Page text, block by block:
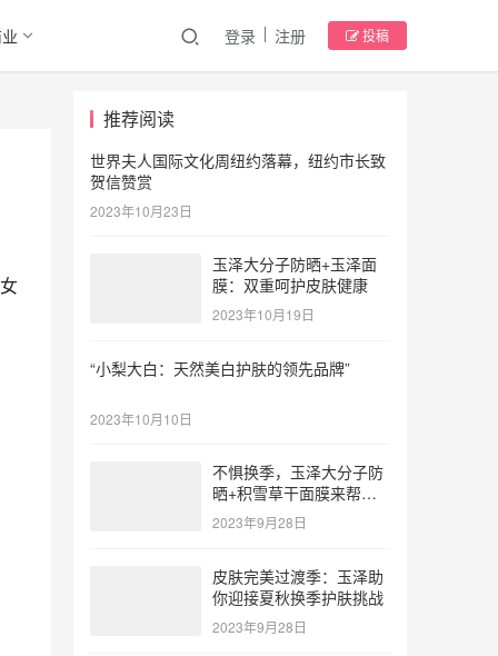
登录 注册 投稿
推荐阅读
世界夫人国际文化周纽约落幕，纽约市长致
贺信赞赏
2023年10月23日
玉泽大分子防晒+玉泽面
膜：双重呵护皮肤健康
2023年10月19日
“小梨大白：天然美白护肤的领先品牌”
2023年10月10日
不惧换季，玉泽大分子防
晒+积雪草干面膜来帮
忙！
2023年9月28日
皮肤完美过渡季：玉泽助
你迎接夏秋换季护肤挑战
2023年9月28日